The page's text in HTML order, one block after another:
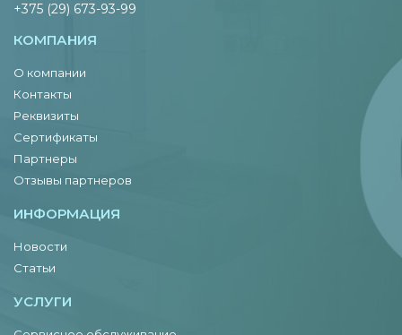
+375 (29) 673-93-99
КОМПАНИЯ
О компании
Контакты
Реквизиты
Сертификаты
Партнеры
Отзывы партнеров
ИНФОРМАЦИЯ
Новости
Статьи
УСЛУГИ